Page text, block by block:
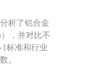
析了铝合金
，并对比不
1标准和行业
。